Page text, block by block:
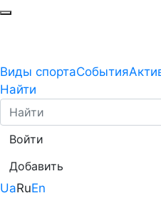
Виды спортаСобытия
Найти
Войти
Добавить
UaRuEn